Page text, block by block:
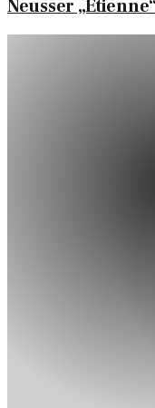
Neusser „Etienne“